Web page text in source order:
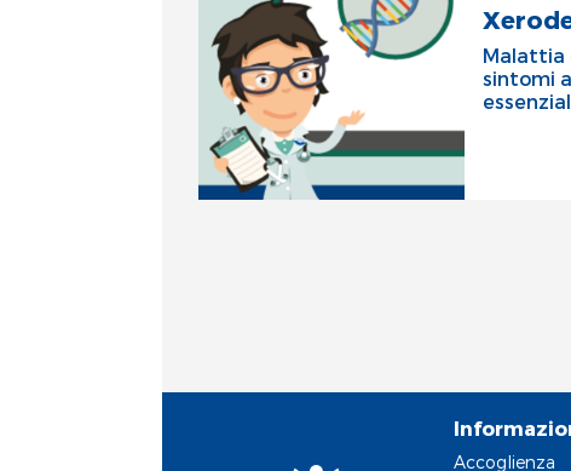
Malattia
sintomi
Accoglienza